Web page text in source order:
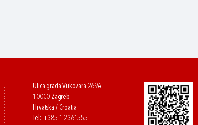
Ulica grada Vukovara 269A
10000 Zagreb
Hrvatska / Croatia
Tel: +385 1 2361555